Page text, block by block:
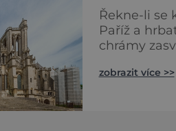
Řekne-li se
Paříž a
chrámy
se mohou
zobrazit více >>